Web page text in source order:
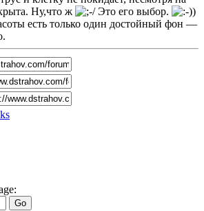
Ну,что ж
Это его выбор.
есть только один достойный фон —